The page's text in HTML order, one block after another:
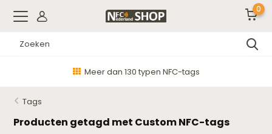
0
Meer dan 130 typen NFC-tags
Tags
Producten getagd met Custom NFC-tags